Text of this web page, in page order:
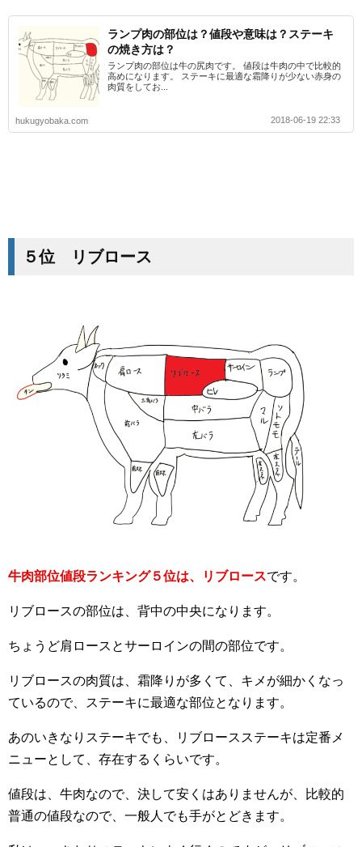
ランプ肉の部位は？値段や意味は？ステーキ
の焼き方は？
ランプ肉の部位は牛の尻肉です。 値段は牛肉の中で比較的
高めになります。 ステーキに最適な霜降りが少ない赤身の
肉質をしてお...
hukugyobaka.com 2018-06-19 22:33
５位 リブロース
牛肉部位値段ランキング５位は、リブロースです。
リブロースの部位は、背中の中央になります。
ちょうど肩ロースとサーロインの間の部位です。
リブロースの肉質は、霜降りが多くて、キメが細かくなっ
ているので、ステーキに最適な部位となります。
あのいきなりステーキでも、リブロースステーキは定番メ
ニューとして、存在するくらいです。
値段は、牛肉なので、決して安くはありませんが、比較的
普通の値段なので、一般人でも手がとどきます。